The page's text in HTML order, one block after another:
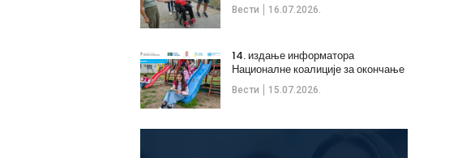
Вести 16.07.2026.
Вести 15.07.2026.
14. издање информатора
Националне коалиције за окончање
дечијих бракова